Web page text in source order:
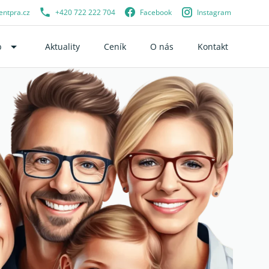
+420 722 222 704 Facebook Instagram
arrow_drop_down Aktuality Ceník O nás Kontakt